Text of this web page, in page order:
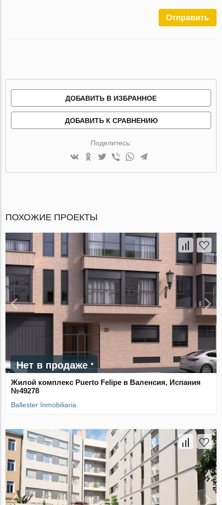
Отправить
ДОБАВИТЬ В ИЗБРАННОЕ
ДОБАВИТЬ К СРАВНЕНИЮ
Поделитесь:
ПОХОЖИЕ ПРОЕКТЫ
Нет в продаже
Жилой комплекс Puerto Felipe в Валенсия, Испания
№49278
Ballester Inmobiliaria